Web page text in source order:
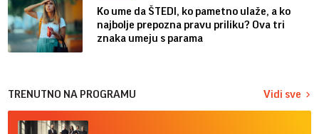
Ko ume da ŠTEDI, ko pametno ulaže, a ko
najbolje prepozna pravu priliku? Ova tri
znaka umeju s parama
TRENUTNO NA PROGRAMU Vidi sve